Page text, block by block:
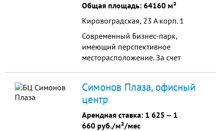
Общая площадь: 64160 м²
Кировоградская, 23 А корп. 1
Современный Бизнес-парк,
имеющий перспективное
месторасположение. За счет
центром в Южном округе Москвы.
Симонов Плаза, офисный
центр
Арендная ставка: 1 625 ‒ 1
660 руб./м²/мес